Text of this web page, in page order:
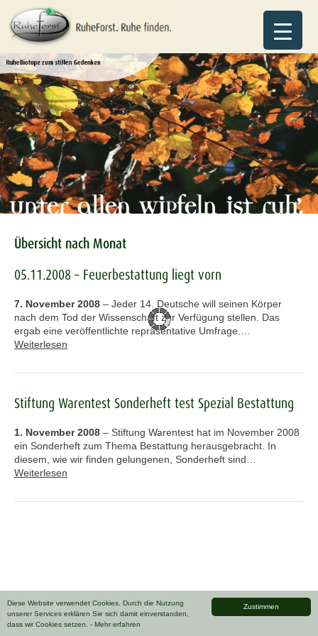
Zustimmen
Diese Website verwendet Cookies. Durch die Nutzung
unserer Services erklären Sie sich damit einverstanden,
dass wir Cookies setzen. - Mehr erfahren
Übersicht nach Monat
05.11.2008 – Feuerbestattung liegt vorn
7. November 2008 – Jeder 14. Deutsche will seinen Körper
nach dem Tod der Wissenschaft zur Verfügung stellen. Das
ergab eine veröffentlichte repräsentative Umfrage.…
Weiterlesen
Stiftung Warentest Sonderheft test Spezial Bestattung
1. November 2008 – Stiftung Warentest hat im November 2008
ein Sonderheft zum Thema Bestattung herausgebracht. In
diesem, wie wir finden gelungenen, Sonderheft sind…
Weiterlesen